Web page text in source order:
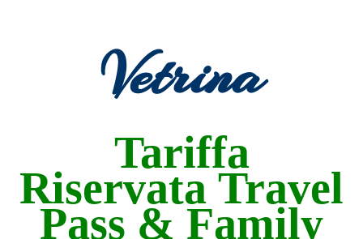
Vetrina
Tariffa
Riservata Travel
Pass & Family